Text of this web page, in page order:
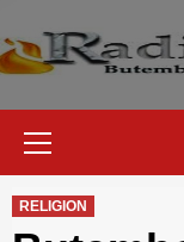
to
content
RELIGION